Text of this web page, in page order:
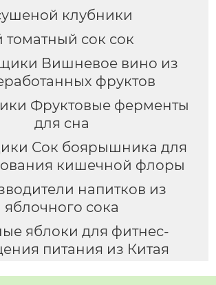
клубники
томатный сок сок
Вишневое вино из
фруктов
Фруктовые ферменты
для сна
Сок боярышника для
кишечной флоры
напитков из
яблочного сока
яблоки для фитнес-
питания из Китая